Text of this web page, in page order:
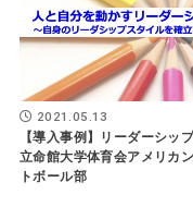
2021.05.13
【導入事例】リーダーシップ
立命館大学体育会アメリカ
トボール部